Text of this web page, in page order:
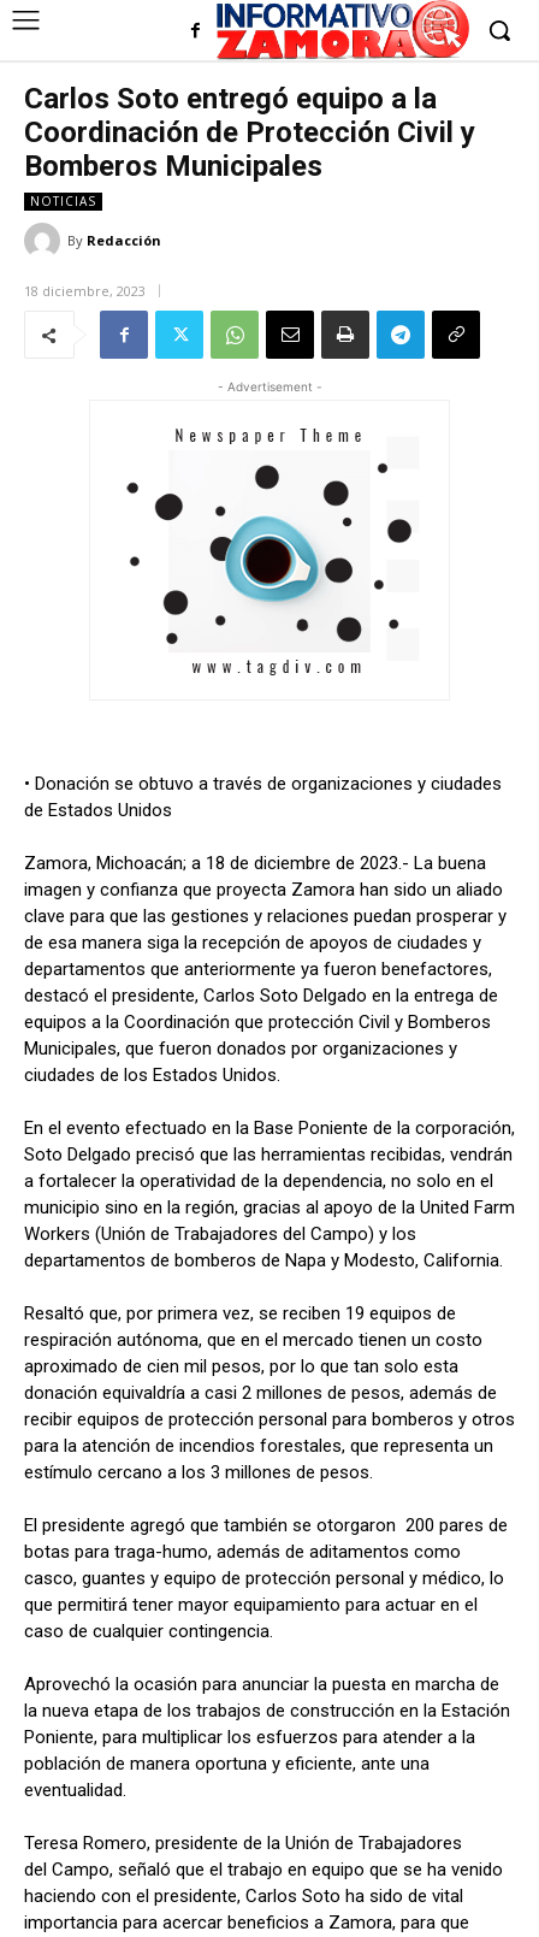
Carlos Soto entregó equipo a la
Coordinación de Protección Civil y
Bomberos Municipales
NOTICIAS
By Redacción
18 diciembre, 2023
- Advertisement -
• Donación se obtuvo a través de organizaciones y ciudades
de Estados Unidos
Zamora, Michoacán; a 18 de diciembre de 2023.- La buena
imagen y confianza que proyecta Zamora han sido un aliado
clave para que las gestiones y relaciones puedan prosperar y
de esa manera siga la recepción de apoyos de ciudades y
departamentos que anteriormente ya fueron benefactores,
destacó el presidente, Carlos Soto Delgado en la entrega de
equipos a la Coordinación que protección Civil y Bomberos
Municipales, que fueron donados por organizaciones y
ciudades de los Estados Unidos.
En el evento efectuado en la Base Poniente de la corporación,
Soto Delgado precisó que las herramientas recibidas, vendrán
a fortalecer la operatividad de la dependencia, no solo en el
municipio sino en la región, gracias al apoyo de la United Farm
Workers (Unión de Trabajadores del Campo) y los
departamentos de bomberos de Napa y Modesto, California.
Resaltó que, por primera vez, se reciben 19 equipos de
respiración autónoma, que en el mercado tienen un costo
aproximado de cien mil pesos, por lo que tan solo esta
donación equivaldría a casi 2 millones de pesos, además de
recibir equipos de protección personal para bomberos y otros
para la atención de incendios forestales, que representa un
estímulo cercano a los 3 millones de pesos.
El presidente agregó que también se otorgaron 200 pares de
botas para traga-humo, además de aditamentos como
casco, guantes y equipo de protección personal y médico, lo
que permitirá tener mayor equipamiento para actuar en el
caso de cualquier contingencia.
Aprovechó la ocasión para anunciar la puesta en marcha de
la nueva etapa de los trabajos de construcción en la Estación
Poniente, para multiplicar los esfuerzos para atender a la
población de manera oportuna y eficiente, ante una
eventualidad.
Teresa Romero, presidente de la Unión de Trabajadores
del Campo, señaló que el trabajo en equipo que se ha venido
haciendo con el presidente, Carlos Soto ha sido de vital
importancia para acercar beneficios a Zamora, para que